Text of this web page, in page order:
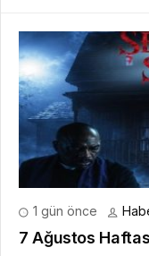
1 gün önce
7 Ağustos